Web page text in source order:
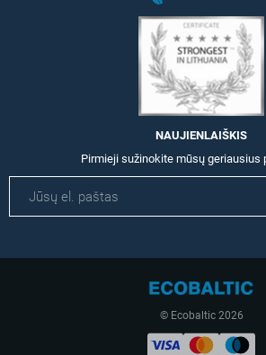
NAUJIENLAIŠKIS
Pirmieji sužinokite mūsų geriausius
© Ecobaltic 2026